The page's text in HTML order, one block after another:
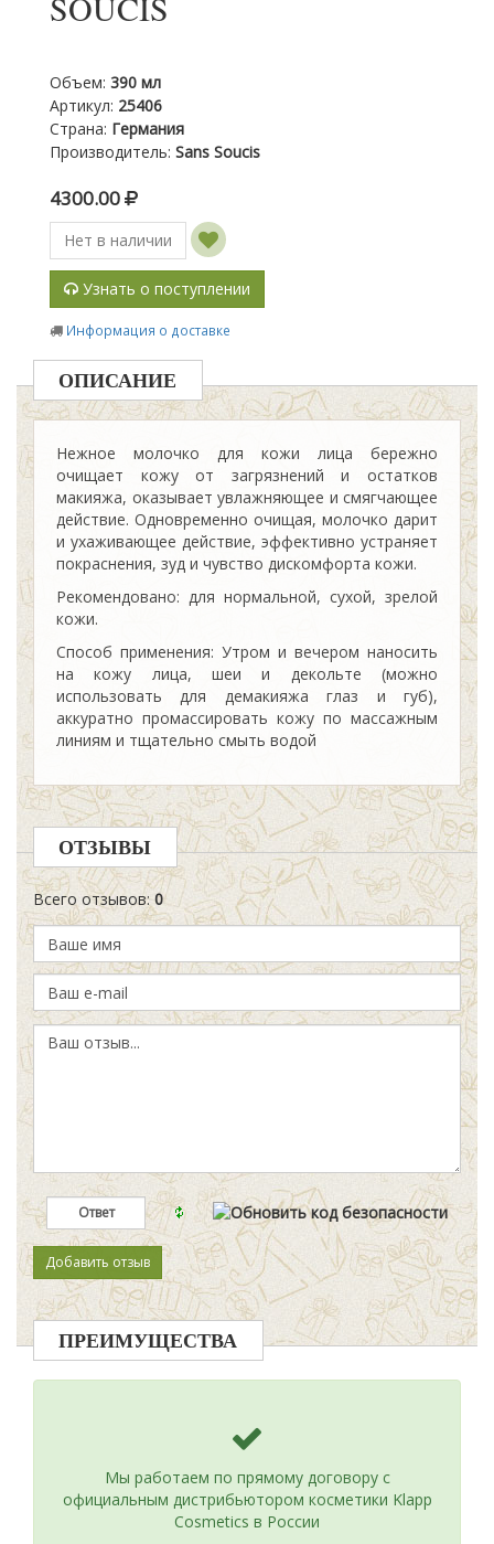
Объем: 390 мл
Артикул: 25406
Страна: Германия
Производитель: Sans Soucis
4300.00
Нет в наличии
Узнать о поступлении
Информация о доставке
ОПИСАНИЕ
Нежное молочко для кожи лица бережно
очищает кожу от загрязнений и остатков
макияжа, оказывает увлажняющее и смягчающее
действие. Одновременно очищая, молочко дарит
и ухаживающее действие, эффективно устраняет
покраснения, зуд и чувство дискомфорта кожи.
Рекомендовано: для нормальной, сухой, зрелой
кожи.
Способ применения: Утром и вечером наносить
на кожу лица, шеи и декольте (можно
использовать для демакияжа глаз и губ),
аккуратно промассировать кожу по массажным
линиям и тщательно смыть водой
ОТЗЫВЫ
Всего отзывов: 0
ПРЕИМУЩЕСТВА
Мы работаем по прямому договору с
официальным дистрибьютором косметики Klapp
Cosmetics в России